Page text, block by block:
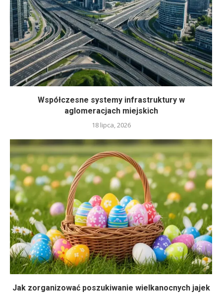
Współczesne systemy infrastruktury w
aglomeracjach miejskich
18 lipca, 2026
Jak zorganizować poszukiwanie wielkanocnych jajek